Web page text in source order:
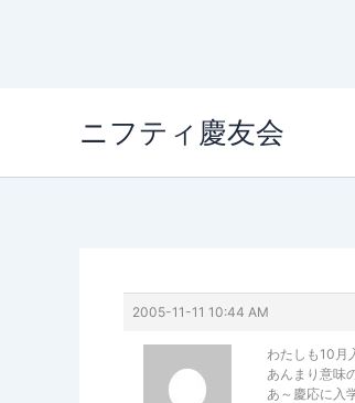
ニフティ慶友会
2005-11-11 10:44 AM
わたしも10月
あんまり意味
あ～慶応に入